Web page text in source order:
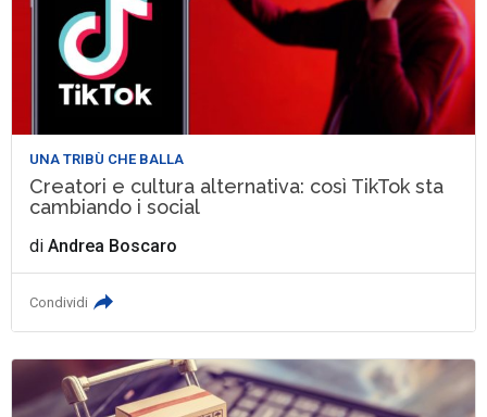
UNA TRIBÙ CHE BALLA
Creatori e cultura alternativa: così TikTok sta
cambiando i social
diAndrea Boscaro
Condividi